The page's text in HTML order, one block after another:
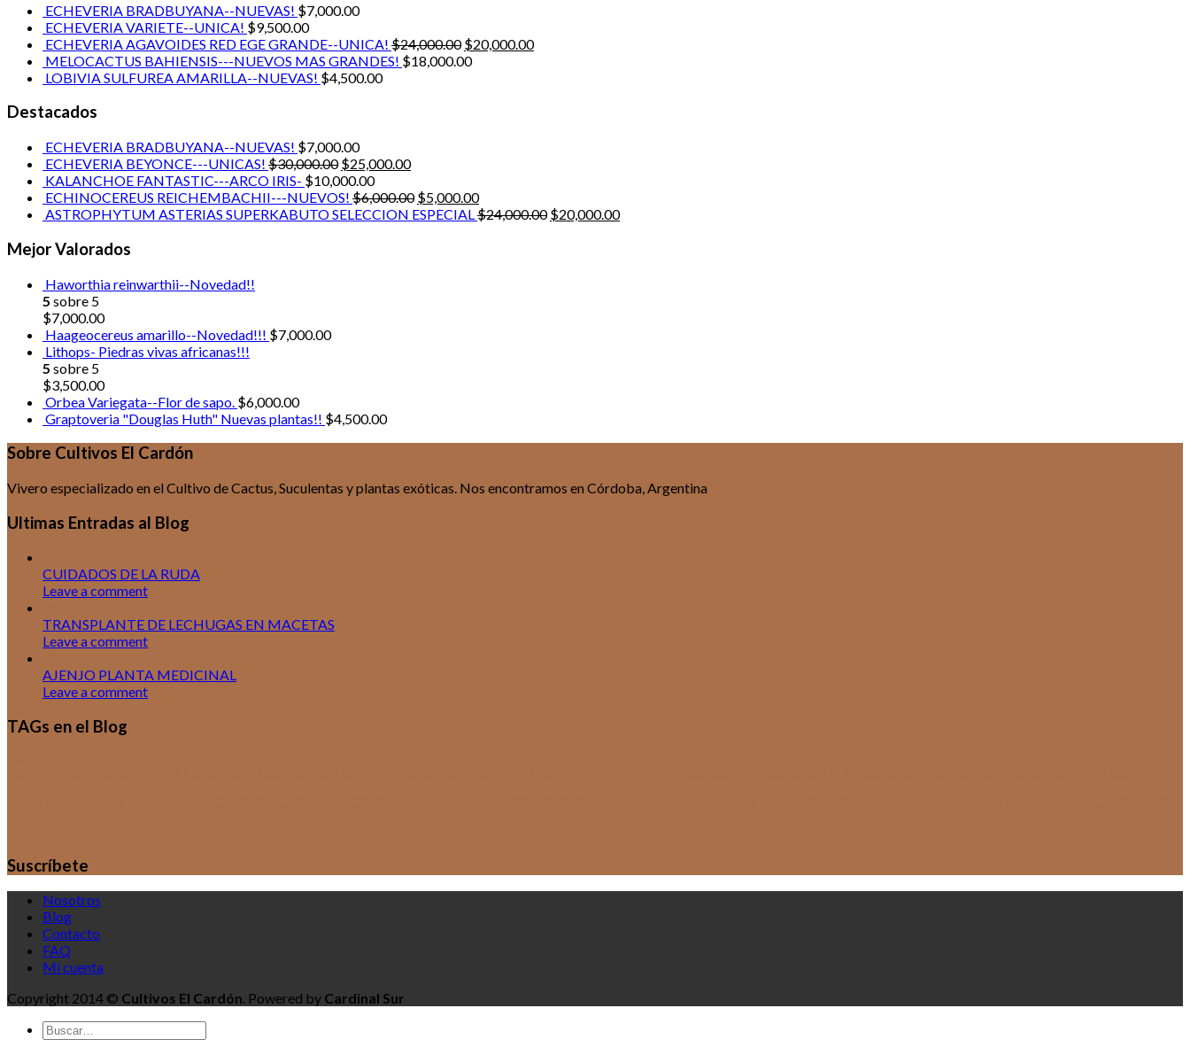
ECHEVERIA BRADBUYANA--NUEVAS! $7,000.00
ECHEVERIA VARIETE--UNICA! $9,500.00
ECHEVERIA AGAVOIDES RED EGE GRANDE--UNICA! $24,000.00 $20,000.00
MELOCACTUS BAHIENSIS---NUEVOS MAS GRANDES! $18,000.00
LOBIVIA SULFUREA AMARILLA--NUEVAS! $4,500.00
Destacados
ECHEVERIA BRADBUYANA--NUEVAS! $7,000.00
ECHEVERIA BEYONCE---UNICAS! $30,000.00 $25,000.00
KALANCHOE FANTASTIC---ARCO IRIS- $10,000.00
ECHINOCEREUS REICHEMBACHII---NUEVOS! $6,000.00 $5,000.00
ASTROPHYTUM ASTERIAS SUPERKABUTO SELECCION ESPECIAL$24,000.00 $20,000.00
Mejor Valorados
Haworthia reinwarthii--Novedad!!
5 sobre 5
$7,000.00
Haageocereus amarillo--Novedad!!! $7,000.00
Lithops- Piedras vivas africanas!!!
5 sobre 5
$3,500.00
Orbea Variegata--Flor de sapo. $6,000.00
Graptoveria "Douglas Huth" Nuevas plantas!! $4,500.00
Sobre Cultivos El Cardón
Vivero especializado en el Cultivo de Cactus, Suculentas y plantas exóticas. Nos encontramos en Córdoba, Argentina
Ultimas Entradas al Blog
CUIDADOS DE LA RUDA
Leave a comment
TRANSPLANTE DE LECHUGAS EN MACETAS
Leave a comment
AJENJO PLANTA MEDICINAL
Leave a comment
TAGs en el Blog
Suscríbete
Nosotros
Blog
Contacto
FAQ
Mi cuenta
Copyright 2014 © Cultivos El Cardón. Powered by Cardinal Sur